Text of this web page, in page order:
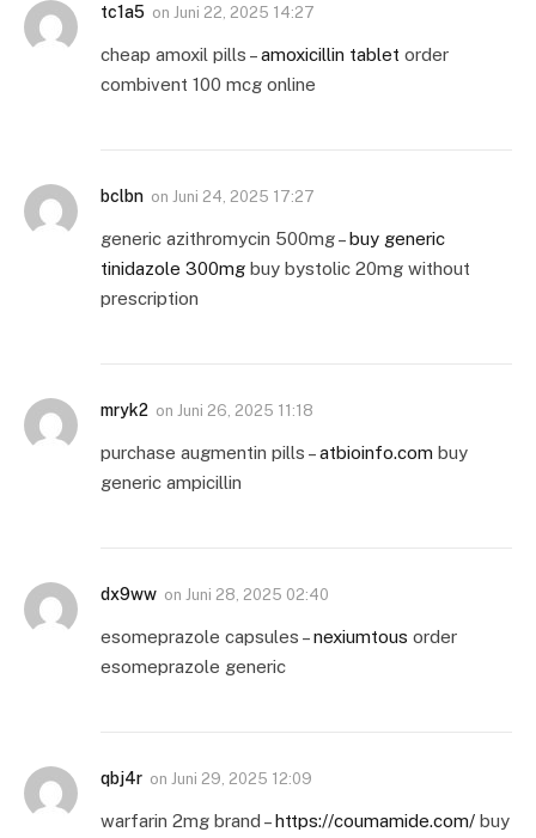
tc1a5 on Juni 22, 2025 14:27
cheap amoxil pills –amoxicillin tablet order
combivent 100 mcg online
bclbn on Juni 24, 2025 17:27
generic azithromycin 500mg –buy generic
tinidazole 300mg buy bystolic 20mg without
prescription
mryk2 on Juni 26, 2025 11:18
purchase augmentin pills –atbioinfo.com buy
generic ampicillin
dx9ww on Juni 28, 2025 02:40
esomeprazole capsules –nexiumtous order
esomeprazole generic
qbj4r on Juni 29, 2025 12:09
warfarin 2mg brand –https://coumamide.com/ buy